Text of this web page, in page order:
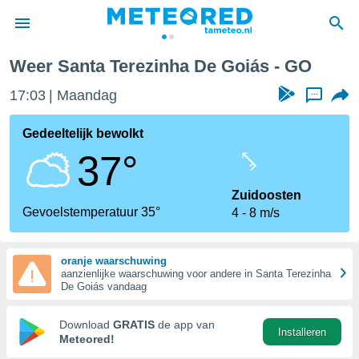
door
verstrekte
hoge
hebt de
voor
op basis
Weer Santa Terezinha De Goiás - GO
17:03 Maandag ...
Gedeeltelijk bewolkt
37°
Gevoelstemperatuur 35°
Zuidoosten
4
8 m/s
oranje waarschuwing
aanzienlijke waarschuwing voor andere in Santa Terezinha
De Goiás vandaag
Download GRATIS de app van
Meteored!
Installeren